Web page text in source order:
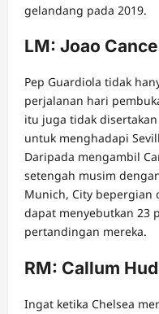
gelandang pada 2019.
LM: Joao
Pep Guardiola tidak
perjalanan hari
itu juga tidak
untuk menghadapi
Daripada mengambil
setengah musim
Munich, City bepergian
dapat menyebutkan 23
pertandingan mereka.
RM: Callum
Ingat ketika Chelsea